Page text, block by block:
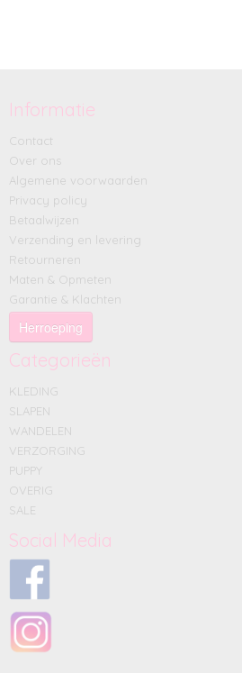
Informatie
Contact
Over ons
Algemene voorwaarden
Privacy policy
Betaalwijzen
Verzending en levering
Retourneren
Maten & Opmeten
Garantie & Klachten
Herroeping
Categorieën
KLEDING
SLAPEN
WANDELEN
VERZORGING
PUPPY
OVERIG
SALE
Social Media